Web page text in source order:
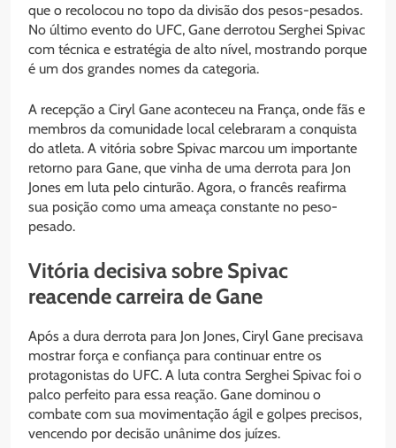
que o recolocou no topo da divisão dos pesos-pesados.
No último evento do UFC, Gane derrotou Serghei Spivac
com técnica e estratégia de alto nível, mostrando porque
é um dos grandes nomes da categoria.
A recepção a Ciryl Gane aconteceu na França, onde fãs e
membros da comunidade local celebraram a conquista
do atleta. A vitória sobre Spivac marcou um importante
retorno para Gane, que vinha de uma derrota para Jon
Jones em luta pelo cinturão. Agora, o francês reafirma
sua posição como uma ameaça constante no peso-
pesado.
Vitória decisiva sobre Spivac
reacende carreira de Gane
Após a dura derrota para Jon Jones, Ciryl Gane precisava
mostrar força e confiança para continuar entre os
protagonistas do UFC. A luta contra Serghei Spivac foi o
palco perfeito para essa reação. Gane dominou o
combate com sua movimentação ágil e golpes precisos,
vencendo por decisão unânime dos juízes.